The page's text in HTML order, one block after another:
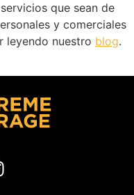
que sean de
y comerciales
leyendo nuestro blog.